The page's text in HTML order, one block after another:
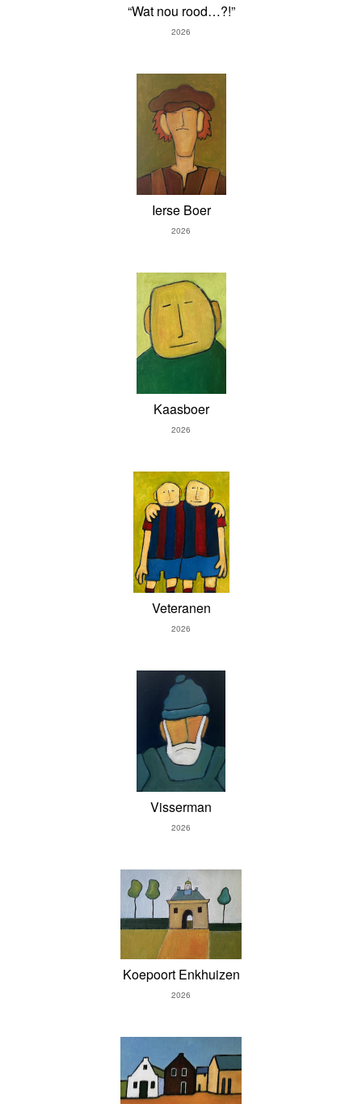
“Wat nou rood…?!”
2026
Ierse Boer
2026
Kaasboer
2026
Veteranen
2026
Visserman
2026
Koepoort Enkhuizen
2026